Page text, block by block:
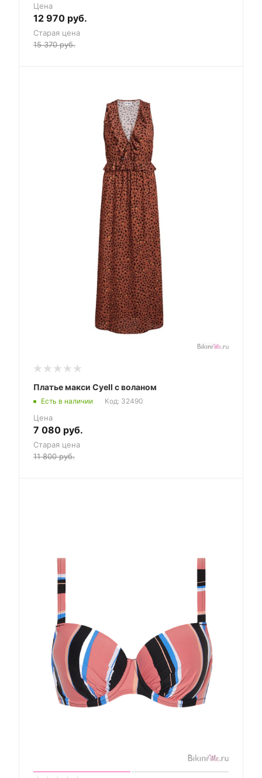
Цена
12 970 руб.
Старая цена
15 370руб.
Платье макси Cyell с воланом
Есть в наличии Код: 32490
Цена
7 080 руб.
Старая цена
11 800руб.